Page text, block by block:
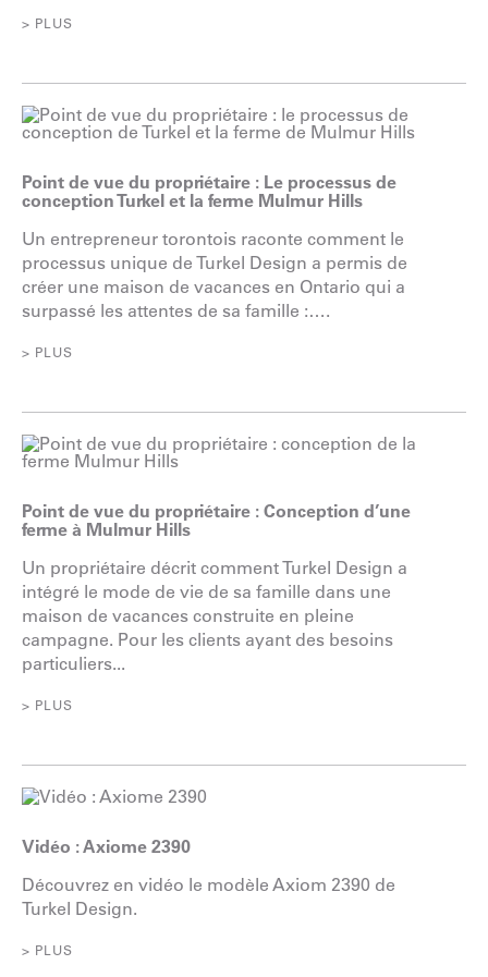
> PLUS
Point de vue du propriétaire : Le processus de
conception Turkel et la ferme Mulmur Hills
Un entrepreneur torontois raconte comment le
processus unique de Turkel Design a permis de
créer une maison de vacances en Ontario qui a
surpassé les attentes de sa famille :….
> PLUS
Point de vue du propriétaire : Conception d’une
ferme à Mulmur Hills
Un propriétaire décrit comment Turkel Design a
intégré le mode de vie de sa famille dans une
maison de vacances construite en pleine
campagne. Pour les clients ayant des besoins
particuliers...
> PLUS
Vidéo : Axiome 2390
Découvrez en vidéo le modèle Axiom 2390 de
Turkel Design.
> PLUS